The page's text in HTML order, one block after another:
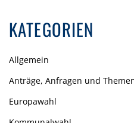
KATEGORIEN
Allgemein
Anträge, Anfragen und
Europawahl